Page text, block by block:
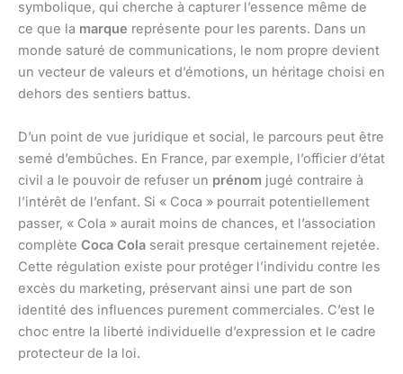
symbolique, qui cherche à capturer l’essence même de
ce que la marque représente pour les parents. Dans un
monde saturé de communications, le nom propre devient
un vecteur de valeurs et d’émotions, un héritage choisi en
dehors des sentiers battus.
D’un point de vue juridique et social, le parcours peut être
semé d’embûches. En France, par exemple, l’officier d’état
civil a le pouvoir de refuser un prénom jugé contraire à
l’intérêt de l’enfant. Si « Coca » pourrait potentiellement
passer, « Cola » aurait moins de chances, et l’association
complète Coca Cola serait presque certainement rejetée.
Cette régulation existe pour protéger l’individu contre les
excès du marketing, préservant ainsi une part de son
identité des influences purement commerciales. C’est le
choc entre la liberté individuelle d’expression et le cadre
protecteur de la loi.